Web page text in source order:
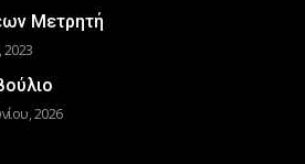
Μετρητή
2023
2026